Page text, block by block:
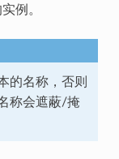
例。
的名称，否则
称会遮蔽/掩